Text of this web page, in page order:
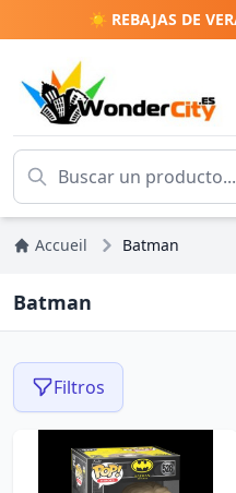
☀️ REBAJAS DE
Accueil Batman
Batman
Filtros